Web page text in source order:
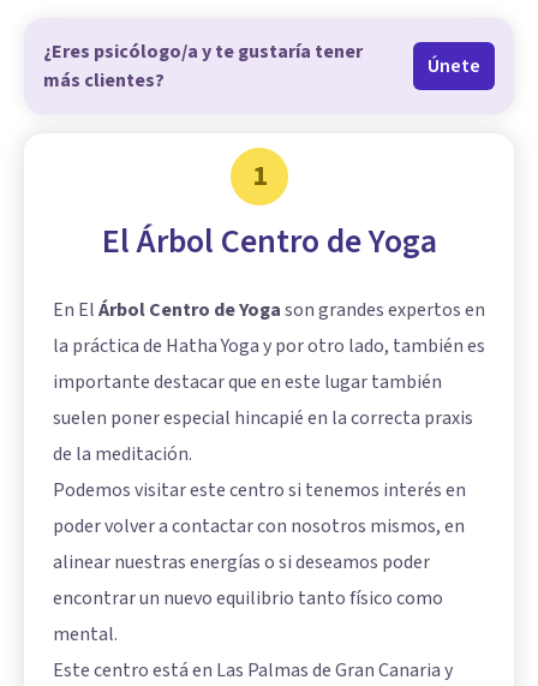
¿Eres psicólogo/a y te gustaría tener
más clientes?
Únete
1
El Árbol Centro de Yoga
En ElÁrbol Centro de Yogason grandes expertos en
la práctica de Hatha Yoga y por otro lado, también es
importante destacar que en este lugar también
suelen poner especial hincapié en la correcta praxis
de la meditación.
Podemos visitar este centro si tenemos interés en
poder volver a contactar con nosotros mismos, en
alinear nuestras energías o si deseamos poder
encontrar un nuevo equilibrio tanto físico como
mental.
Este centro está en Las Palmas de Gran Canaria y